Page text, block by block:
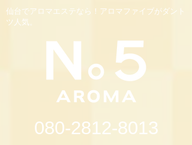
仙台でアロマエステなら！アロマファイブがダント
ツ人気。
080-2812-8013